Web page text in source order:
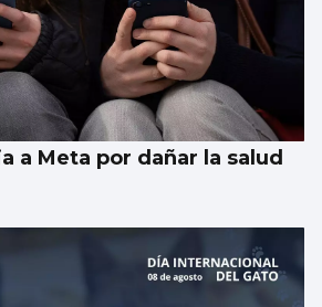
a Meta por dañar la salud